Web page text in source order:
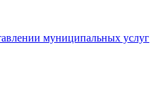
муниципальных услуг